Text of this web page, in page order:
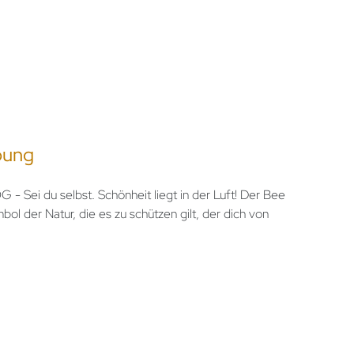
- Sei du selbst. Schönheit liegt in der Luft! Der Bee
der Natur, die es zu schützen gilt, der dich von